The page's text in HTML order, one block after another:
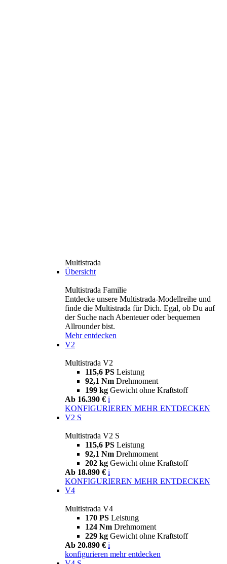
Multistrada
Übersicht
Multistrada Familie
Entdecke unsere Multistrada-Modellreihe und
finde die Multistrada für Dich. Egal, ob Du auf
der Suche nach Abenteuer oder bequemen
Allrounder bist.
Mehr entdecken
V2
Multistrada V2
115,6 PS Leistung
92,1 Nm Drehmoment
199 kg Gewicht ohne Kraftstoff
Ab 16.390 € i
KONFIGURIEREN MEHR ENTDECKEN
V2 S
Multistrada V2 S
115,6 PS Leistung
92,1 Nm Drehmoment
202 kg Gewicht ohne Kraftstoff
Ab 18.890 € i
KONFIGURIEREN MEHR ENTDECKEN
V4
Multistrada V4
170 PS Leistung
124 Nm Drehmoment
229 kg Gewicht ohne Kraftstoff
Ab 20.890 € i
konfigurieren mehr entdecken